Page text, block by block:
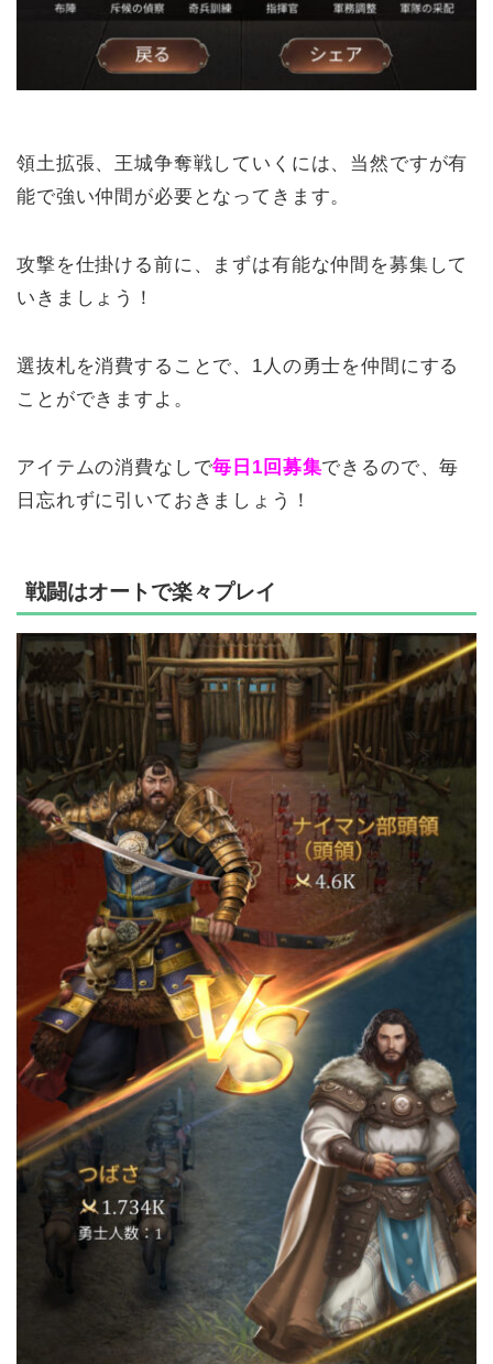
領土拡張、王城争奪戦していくには、当然ですが有
能で強い仲間が必要となってきます。
攻撃を仕掛ける前に、まずは有能な仲間を募集して
いきましょう！
選抜札を消費することで、1人の勇士を仲間にする
ことができますよ。
アイテムの消費なしで毎日1回募集できるので、毎
日忘れずに引いておきましょう！
戦闘はオートで楽々プレイ